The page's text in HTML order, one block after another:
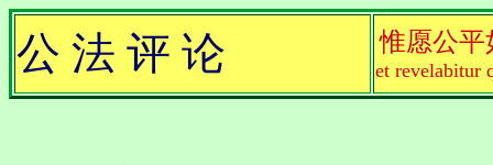
公 法 评 论 惟愿公平
et revelabitur